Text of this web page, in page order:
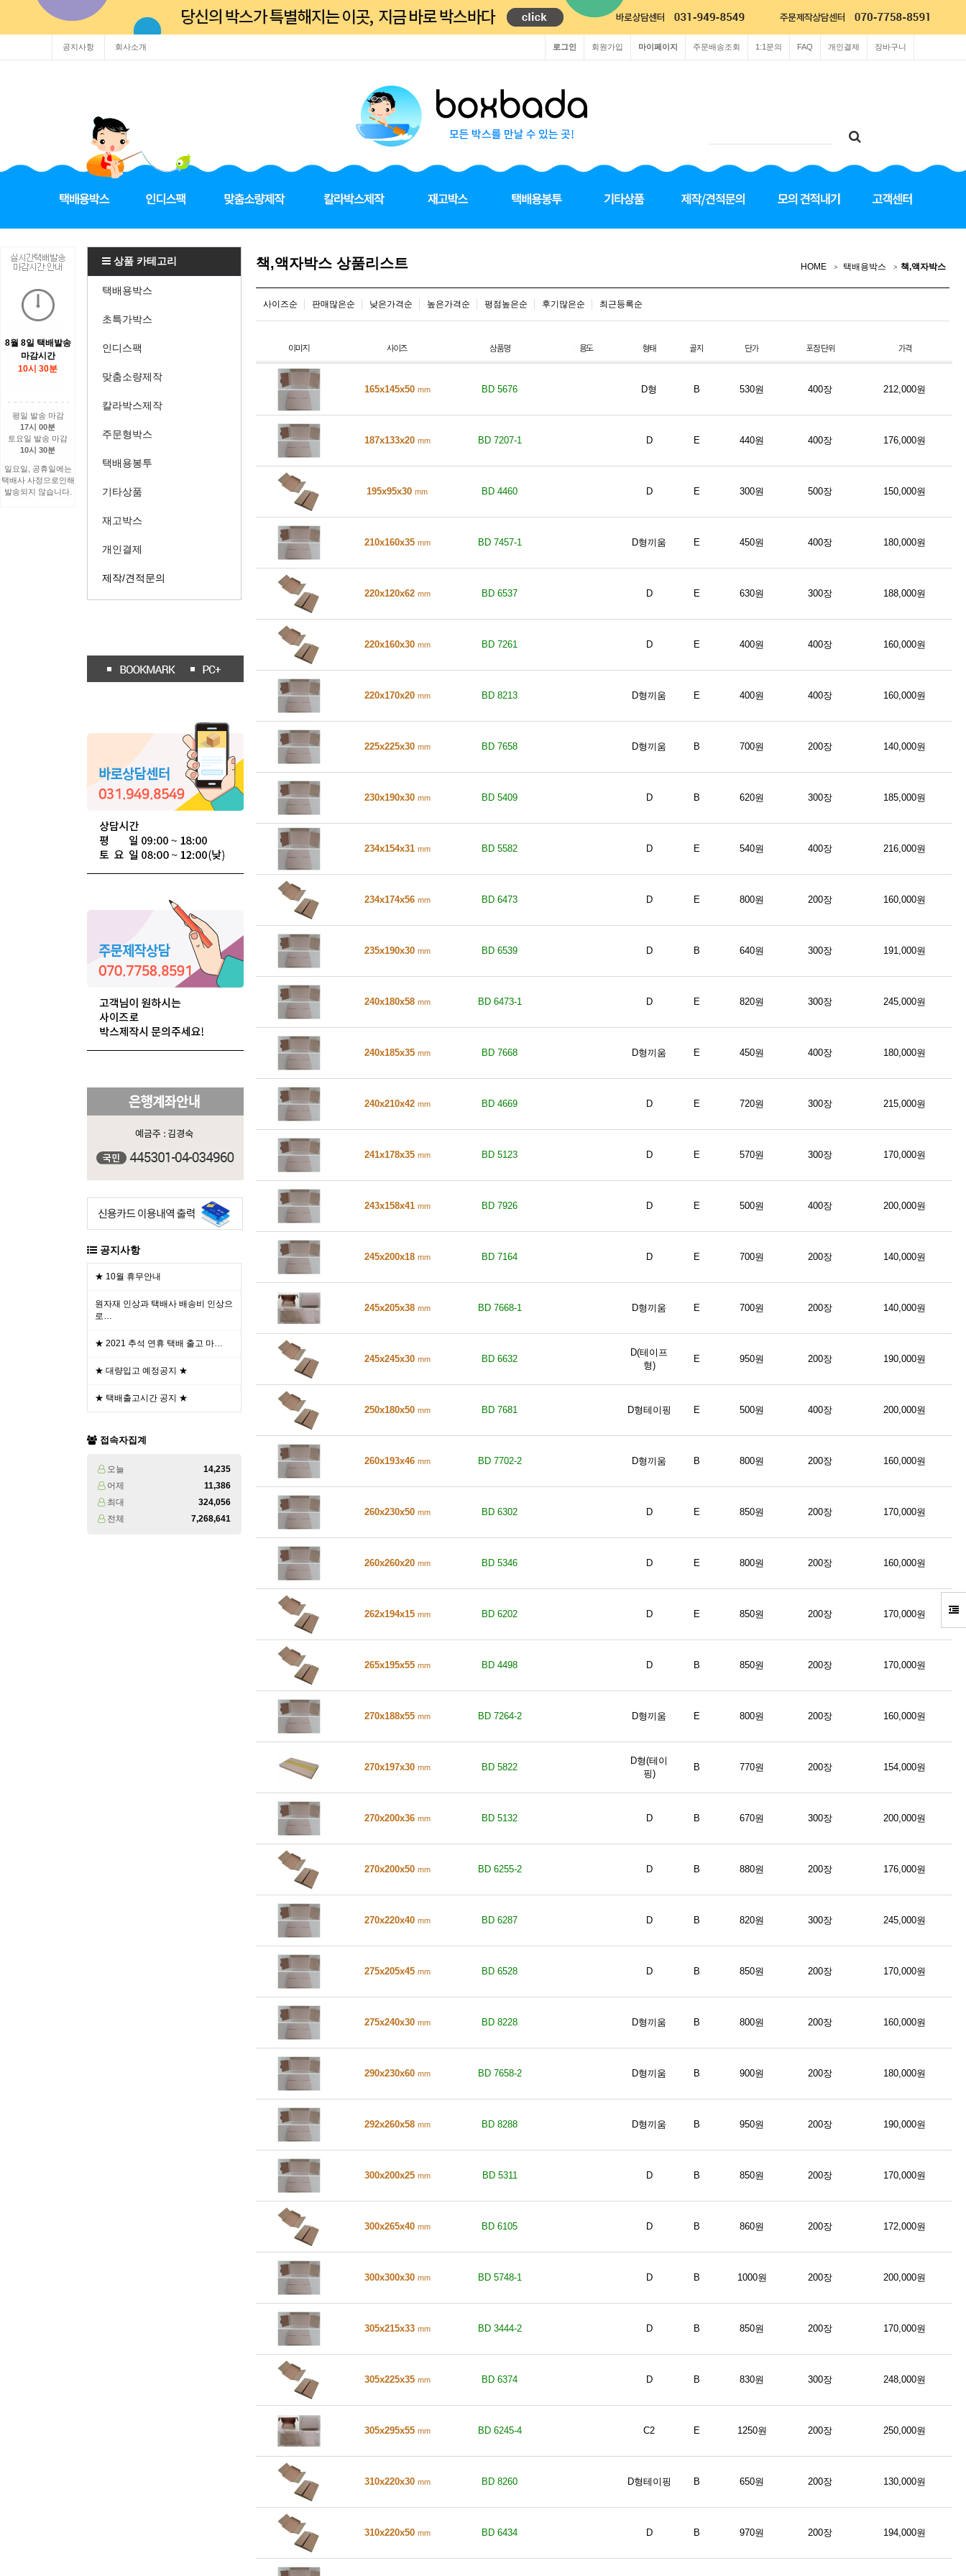
공지사항 회사소개 장바구니
개인결제
FAQ
1:1문의
주문배송조회
마이페이지
회원가입
로그인
8월 8일 택배발송
마감시간
10시 30분
평일 발송 마감
17시 00분
토요일 발송 마감
10시 30분
일요일, 공휴일에는
택배사 사정으로인해
발송되지 않습니다.
상품 카테고리
택배용박스
초특가박스
인디스팩
맞춤소량제작
칼라박스제작
주문형박스
택배용봉투
기타상품
재고박스
개인결제
제작/견적문의
공지사항
★ 10월 휴무안내
원자재 인상과 택배사 배송비 인상으
로…
★ 2021 추석 연휴 택배 출고 마…
★ 대량입고 예정공지 ★
★ 택배출고시간 공지 ★
접속자집계
오늘
14,235
어제
11,386
최대
324,056
전체
7,268,641
책,액자박스 상품리스트 HOME 택배용박스 책,액자박스
사이즈순 판매많은순 낮은가격순 높은가격순 평점높은순 후기많은순 최근등록순
165x145x50 mm BD 5676 D형 B 530원 400장 212,000원
187x133x20 mm BD 7207-1 D E 440원 400장 176,000원
195x95x30 mm BD 4460 D E 300원 500장 150,000원
210x160x35 mm BD 7457-1 D형끼움 E 450원 400장 180,000원
220x120x62 mm BD 6537 D E 630원 300장 188,000원
220x160x30 mm BD 7261 D E 400원 400장 160,000원
220x170x20 mm BD 8213 D형끼움 E 400원 400장 160,000원
225x225x30 mm BD 7658 D형끼움 B 700원 200장 140,000원
230x190x30 mm BD 5409 D B 620원 300장 185,000원
234x154x31 mm BD 5582 D E 540원 400장 216,000원
234x174x56 mm BD 6473 D E 800원 200장 160,000원
235x190x30 mm BD 6539 D B 640원 300장 191,000원
240x180x58 mm BD 6473-1 D E 820원 300장 245,000원
240x185x35 mm BD 7668 D형끼움 E 450원 400장 180,000원
240x210x42 mm BD 4669 D E 720원 300장 215,000원
241x178x35 mm BD 5123 D E 570원 300장 170,000원
243x158x41 mm BD 7926 D E 500원 400장 200,000원
245x200x18 mm BD 7164 D E 700원 200장 140,000원
245x205x38 mm BD 7668-1 D형끼움 E 700원 200장 140,000원
245x245x30 mm BD 6632
D(테이프
형)
E 950원 200장 190,000원
250x180x50 mm BD 7681 D형테이핑 E 500원 400장 200,000원
260x193x46 mm BD 7702-2 D형끼움 B 800원 200장 160,000원
260x230x50 mm BD 6302 D E 850원 200장 170,000원
260x260x20 mm BD 5346 D E 800원 200장 160,000원
262x194x15 mm BD 6202 D E 850원 200장 170,000원
265x195x55 mm BD 4498 D B 850원 200장 170,000원
270x188x55 mm BD 7264-2 D형끼움 E 800원 200장 160,000원
270x197x30 mm BD 5822
D형(테이
핑)
B 770원 200장 154,000원
270x200x36 mm BD 5132 D B 670원 300장 200,000원
270x200x50 mm BD 6255-2 D B 880원 200장 176,000원
270x220x40 mm BD 6287 D B 820원 300장 245,000원
275x205x45 mm BD 6528 D B 850원 200장 170,000원
275x240x30 mm BD 8228 D형끼움 B 800원 200장 160,000원
290x230x60 mm BD 7658-2 D형끼움 B 900원 200장 180,000원
292x260x58 mm BD 8288 D형끼움 B 950원 200장 190,000원
300x200x25 mm BD 5311 D B 850원 200장 170,000원
300x265x40 mm BD 6105 D B 860원 200장 172,000원
300x300x30 mm BD 5748-1 D B 1000원 200장 200,000원
305x215x33 mm BD 3444-2 D B 850원 200장 170,000원
305x225x35 mm BD 6374 D B 830원 300장 248,000원
305x295x55 mm BD 6245-4 C2 E 1250원 200장 250,000원
310x220x30 mm BD 8260 D형테이핑 B 650원 200장 130,000원
310x220x50 mm BD 6434 D B 970원 200장 194,000원